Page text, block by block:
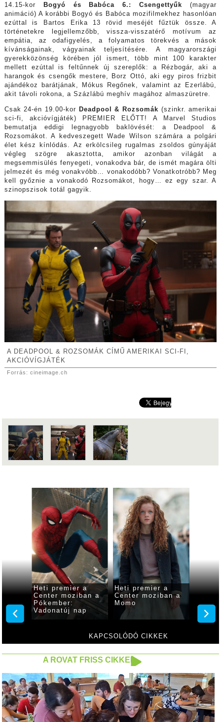
14.15-kor Bogyó és Babóca 6.: Csengettyűk(magyar
animáció) A korábbi Bogyó és Babóca mozifilmekhez hasonlóan
ezúttal is Bartos Erika 13 rövid meséjét fűztük össze. A
történetekre legjellemzőbb, vissza-visszatérő motívum az
empátia, az odafigyelés, a folyamatos törekvés a mások
kívánságainak, vágyainak teljesítésére. A magyarországi
gyerekközönség körében jól ismert, több mint 100 karakter
mellett ezúttal is feltűnnek új szereplők: a Rézbogár, aki a
harangok és csengők mestere, Borz Ottó, aki egy piros frizbit
ajándékoz barátjának, Mókus Regőnek, valamint az Ezerlábú,
akit távoli rokona, a Százlábú meghív magához almaszüretre.
Csak 24-én 19.00-kor Deadpool & Rozsomák (szinkr. amerikai
sci-fi, akcióvígjáték) PREMIER ELŐTT! A Marvel Studios
bemutatja eddigi legnagyobb baklövését: a Deadpool &
Rozsomákot. A kedveszegett Wade Wilson számára a polgári
élet kész kínlódás. Az erkölcsileg rugalmas zsoldos gúnyáját
végleg szögre akasztotta, amikor azonban világát a
megsemmisülés fenyegeti, vonakodva bár, de ismét magára ölti
jelmezét és még vonakvóbb… vonakodóbb? Vonatkotróbb? Meg
kell győznie a vonakodó Rozsomákot, hogy… ez egy szar. A
szinopszisok totál gagyik.
A DEADPOOL & ROZSOMÁK CÍMŰ AMERIKAI SCI-FI,
AKCIÓVÍGJÁTÉK
Forrás: cineimage.ch
KAPCSOLÓDÓ CIKKEK
a
a
Heti premier a
Center moziban az
Odüsszeia
Heti premier a
Center moziban a
Vaiana
A ROVAT FRISS CIKKEI